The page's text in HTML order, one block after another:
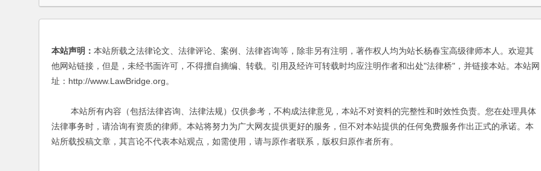
本站声明： 本站所载之法律论文、法律评论、案例、法律咨询等，除非另有注明，著作权人均为站长杨春宝高级律师本人。欢迎其
他网站链接，但是，未经书面许可，不得擅自摘编、转载。引用及经许可转载时均应注明作者和出处"法律桥"，并链接本站。本站网
址：http://www.LawBridge.org。
本站所有内容（包括法律咨询、法律法规）仅供参考，不构成法律意见，本站不对资料的完整性和时效性负责。您在处理具体
法律事务时，请洽询有资质的律师。本站将努力为广大网友提供更好的服务，但不对本站提供的任何免费服务作出正式的承诺。本
站所载投稿文章，其言论不代表本站观点，如需使用，请与原作者联系，版权归原作者所有。